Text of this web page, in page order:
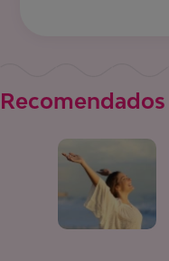
Recomendados